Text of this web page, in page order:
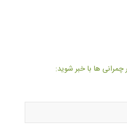
چمرانی ها با خبر شوید: